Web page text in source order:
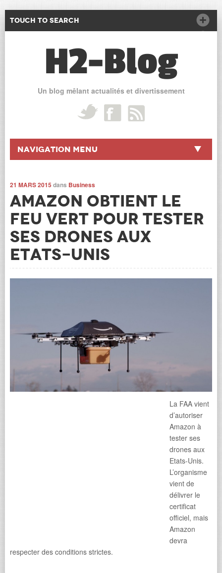
Touch to Search
H2-Blog
Un blog mêlant actualités et divertissement
Navigation Menu
21 MARS 2015 dans Business
Amazon obtient le
feu vert pour tester
ses drones aux
Etats-Unis
La FAA vient
d’autoriser
Amazon à
tester ses
drones aux
Etats-Unis.
L’organisme
vient de
délivrer le
certificat
officiel, mais
Amazon
devra
respecter des conditions strictes.